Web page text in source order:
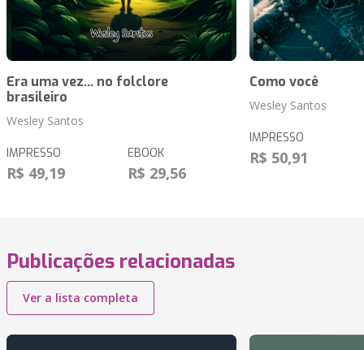
Era uma vez... no folclore
brasileiro
Wesley Santos
IMPRESSO
R$ 49,19
EBOOK
R$ 29,56
Como você
Wesley Santos
IMPRESSO
R$ 50,91
Publicações relacionadas
Ver a lista completa